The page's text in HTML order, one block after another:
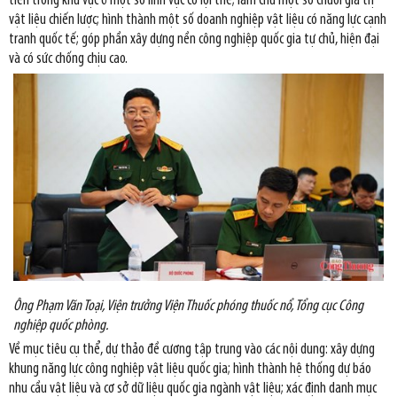
vật liệu chiến lược; hình thành một số doanh nghiệp vật liệu có năng lực cạnh
tranh quốc tế; góp phần xây dựng nền công nghiệp quốc gia tự chủ, hiện đại
và có sức chống chịu cao.
Ông Phạm Văn Toại, Viện trưởng Viện Thuốc phóng thuốc nổ, Tổng cục Công
nghiệp quốc phòng.
Về mục tiêu cụ thể, dự thảo đề cương tập trung vào các nội dung: xây dựng
khung năng lực công nghiệp vật liệu quốc gia; hình thành hệ thống dự báo
nhu cầu vật liệu và cơ sở dữ liệu quốc gia ngành vật liệu; xác định danh mục